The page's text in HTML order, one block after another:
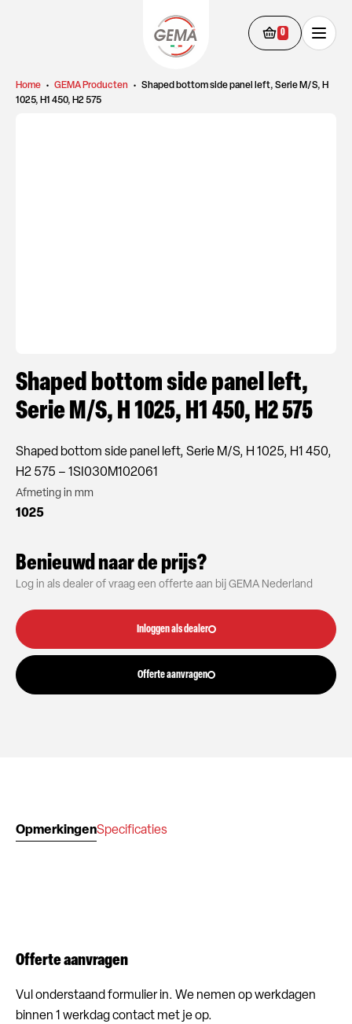
0
Home • GEMA Producten • Shaped bottom side panel left, Serie M/S, H
1025, H1 450, H2 575
Shaped bottom side panel left,
Serie M/S, H 1025, H1 450, H2 575
Shaped bottom side panel left, Serie M/S, H 1025, H1 450,
H2 575 – 1SI030M102061
Afmeting in mm
1025
Benieuwd naar de prijs?
Log in als dealer of vraag een offerte aan bij GEMA Nederland
Inloggen als dealer
Offerte aanvragen
OpmerkingenSpecificaties
Offerte aanvragen
Vul onderstaand formulier in. We nemen op werkdagen
binnen 1 werkdag contact met je op.